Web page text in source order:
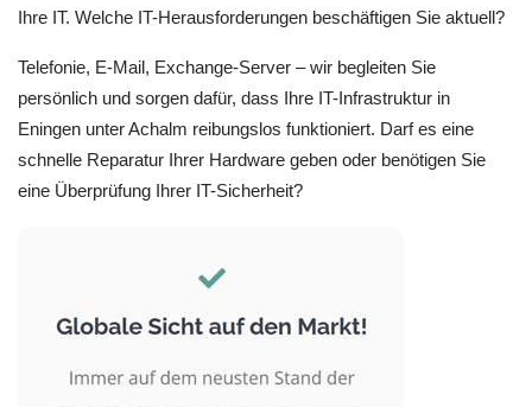
Ihre IT. Welche IT-Herausforderungen beschäftigen Sie aktuell?
Telefonie, E-Mail, Exchange-Server – wir begleiten Sie
persönlich und sorgen dafür, dass Ihre IT-Infrastruktur in
Eningen unter Achalm reibungslos funktioniert. Darf es eine
schnelle Reparatur Ihrer Hardware geben oder benötigen Sie
eine Überprüfung Ihrer IT-Sicherheit?